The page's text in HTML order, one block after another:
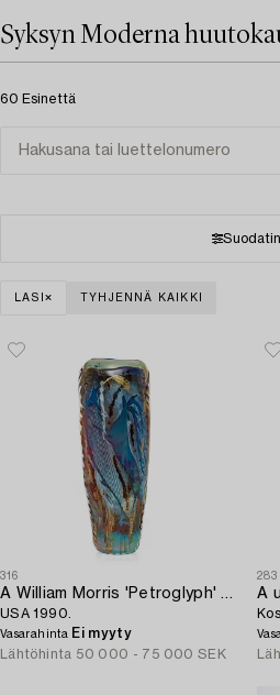
Syksyn Moderna
60 Esinettä
Suodatin
LASI TYHJENNÄ KAIKKI
316
A William Morris 'Petroglyph' glass vessel,
USA 1990.
Vasarahinta Ei myyty
Lähtöhinta 50 000 - 75 000 SEK
283